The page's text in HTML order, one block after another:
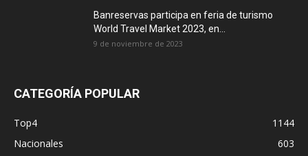
Banreservas participa en feria de turismo
World Travel Market 2023, en...
9 de noviembre de 2023
CATEGORÍA POPULAR
Top4
1144
Nacionales
603